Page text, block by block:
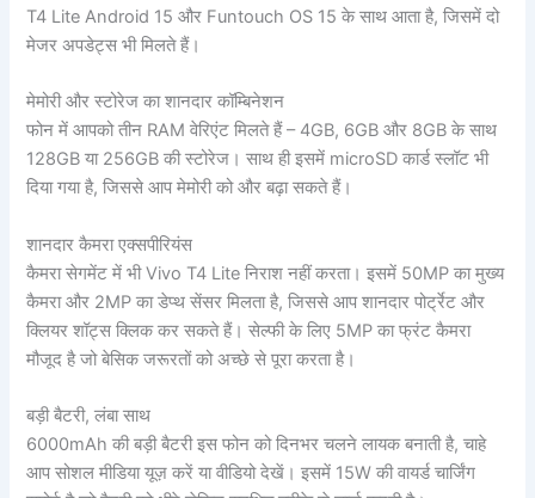
T4 Lite Android 15 और Funtouch OS 15 के साथ आता है, जिसमें दो
मेजर अपडेट्स भी मिलते हैं।
मेमोरी और स्टोरेज का शानदार कॉम्बिनेशन
फोन में आपको तीन RAM वेरिएंट मिलते हैं – 4GB, 6GB और 8GB के साथ
128GB या 256GB की स्टोरेज। साथ ही इसमें microSD कार्ड स्लॉट भी
दिया गया है, जिससे आप मेमोरी को और बढ़ा सकते हैं।
शानदार कैमरा एक्सपीरियंस
कैमरा सेगमेंट में भी Vivo T4 Lite निराश नहीं करता। इसमें 50MP का मुख्य
कैमरा और 2MP का डेप्थ सेंसर मिलता है, जिससे आप शानदार पोर्ट्रेट और
क्लियर शॉट्स क्लिक कर सकते हैं। सेल्फी के लिए 5MP का फ्रंट कैमरा
मौजूद है जो बेसिक जरूरतों को अच्छे से पूरा करता है।
बड़ी बैटरी, लंबा साथ
6000mAh की बड़ी बैटरी इस फोन को दिनभर चलने लायक बनाती है, चाहे
आप सोशल मीडिया यूज़ करें या वीडियो देखें। इसमें 15W की वायर्ड चार्जिंग